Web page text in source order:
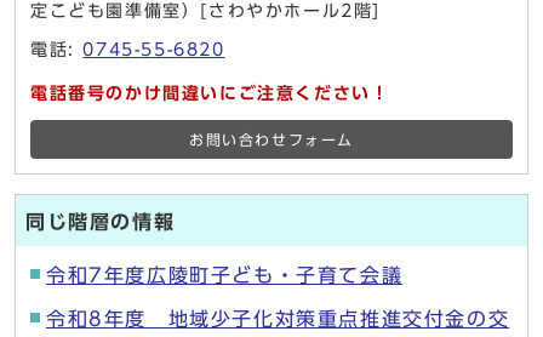
定こども園準備室）[さわやかホール2階]
電話:0745-55-6820
電話番号のかけ間違いにご注意ください！
お問い合わせフォーム
同じ階層の情報
令和7年度広陵町子ども・子育て会議
令和8年度 地域少子化対策重点推進交付金の交